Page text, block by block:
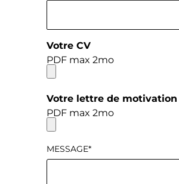
Votre CV
PDF max 2mo
Votre lettre de motivation
PDF max 2mo
MESSAGE*